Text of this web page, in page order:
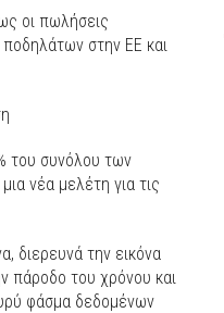
οι πωλήσεις
στην ΕΕ και
του συνόλου των
νέα μελέτη για τις
διερευνά την εικόνα
πάροδο του χρόνου και
φάσμα δεδομένων